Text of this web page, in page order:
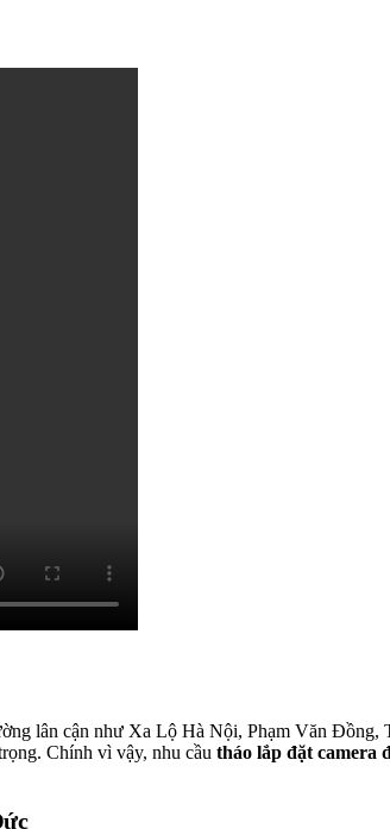
lân cận như Xa Lộ Hà Nội, Phạm Văn
Chính vì vậy, nhu cầu tháo lắp đặt camera